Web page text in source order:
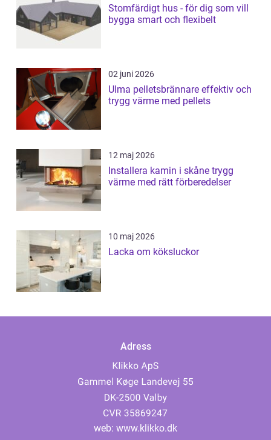
Stomfärdigt hus - för dig som vill
bygga smart och flexibelt
02 juni 2026
Ulma pelletsbrännare effektiv och
trygg värme med pellets
12 maj 2026
Installera kamin i skåne trygg
värme med rätt förberedelser
10 maj 2026
Lacka om köksluckor
Adress
web: www.klikko.dk